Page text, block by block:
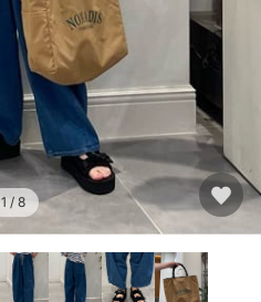
1 / 8